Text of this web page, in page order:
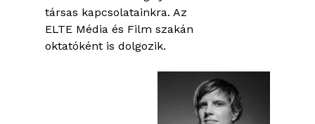
társas kapcsolatainkra. Az
ELTE Média és Film szakán
oktatóként is dolgozik.